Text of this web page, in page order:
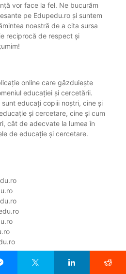
vor face la fel. Ne bucurăm
pe Edupedu.ro și suntem
noastră de a cita sursa
reciprocă de respect și
online care găzduiește
educației și cercetării.
educați copiii noștri, cine și
și cercetare, cine și cum
cât de adecvate la lumea în
de educație și cercetare.
la prelucrarea de date